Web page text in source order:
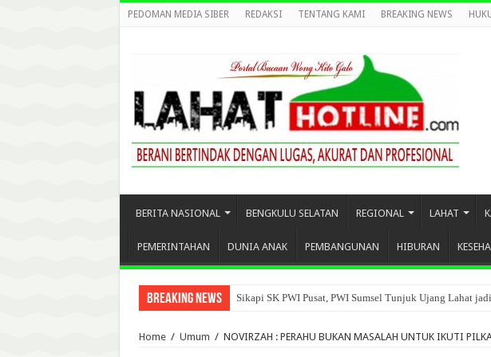
PEDOMAN MEDIA SIBER REDAKSI TENTANG KAMI BREAKING NEWS
BERITA NASIONAL BENGKULU SELATAN REGIONAL LAHAT
PEMERINTAHAN DUNIA ANAK PEMBANGUNAN HIBURAN
Breaking News Sikapi SK PWI Pusat, PWI Sumsel Tunjuk Ujang Lahat
Home / Umum / NOVIRZAH : PERAHU BUKAN MASALAH UNTUK IKUTI